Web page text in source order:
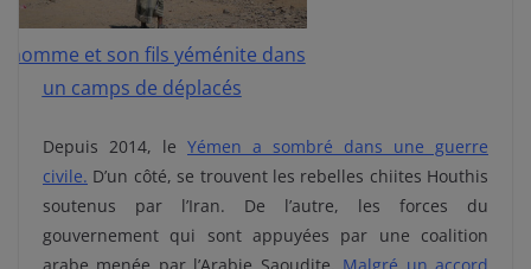
homme et son fils yéménite dans
un camps de déplacés
Depuis 2014, le Yémen a sombré dans une guerre
civile. D’un côté, se trouvent les rebelles chiites Houthis
soutenus par l’Iran. De l’autre, les forces du
gouvernement qui sont appuyées par une coalition
arabe menée par l’Arabie Saoudite. Malgré un accord